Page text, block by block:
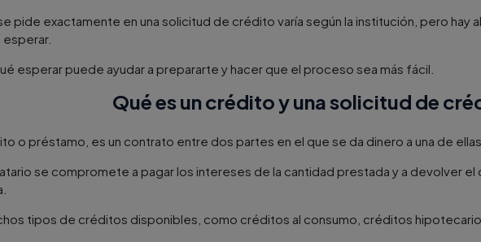
pide exactamente en una solicitud de crédito varía según la institución, pero hay
esperar puede ayudar a prepararte y hacer que el proceso sea más fácil.
Qué es un crédito y una solicitud de
o préstamo, es un contrato entre dos partes en el que se da dinero a una de ellas.
se compromete a pagar los intereses de la cantidad prestada y a devolver
tipos de créditos disponibles, como créditos al consumo, créditos